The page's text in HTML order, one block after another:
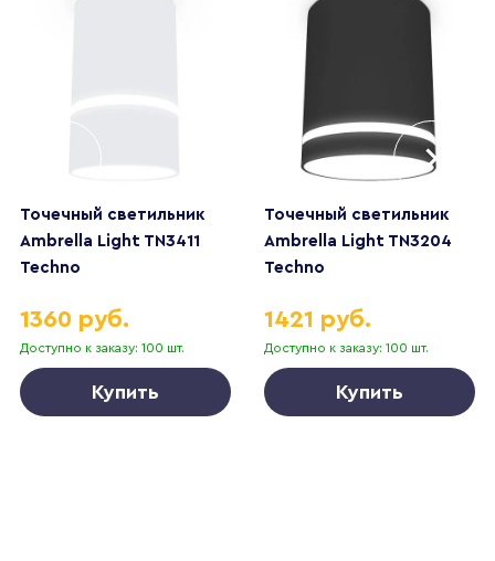
Точечный светильник
Ambrella Light TN3411
Techno
Доступно к заказу: 100 шт.
1360 руб.
Купить
Точечный светильник
Ambrella Light TN3204
Techno
Доступно к заказу: 100 шт.
1421 руб.
Купить